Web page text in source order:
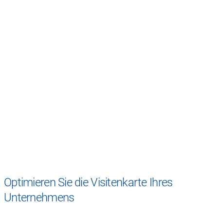
Optimieren Sie die Visitenkarte Ihres
Unternehmens